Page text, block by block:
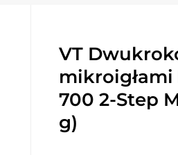
VT
mikroigłami
700 2-Step
g)